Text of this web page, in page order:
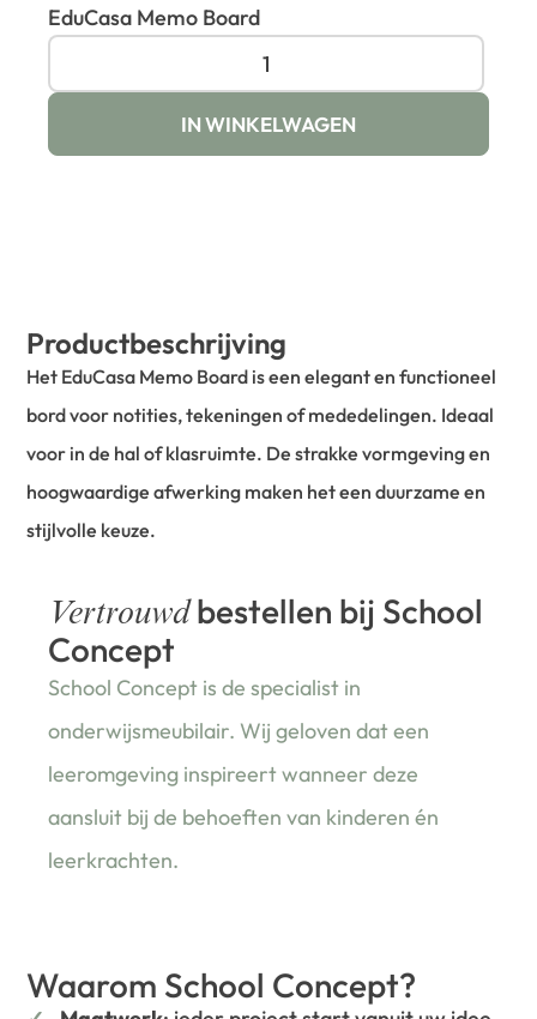
EduCasa Memo Board
IN WINKELWAGEN
Productbeschrijving
Het EduCasa Memo Board is een elegant en functioneel
bord voor notities, tekeningen of mededelingen. Ideaal
voor in de hal of klasruimte. De strakke vormgeving en
hoogwaardige afwerking maken het een duurzame en
stijlvolle keuze.
Vertrouwdbestellen bij School
Concept
School Concept is de specialist in
onderwijsmeubilair. Wij geloven dat een
leeromgeving inspireert wanneer deze
aansluit bij de behoeften van kinderen én
leerkrachten.
Waarom School Concept?